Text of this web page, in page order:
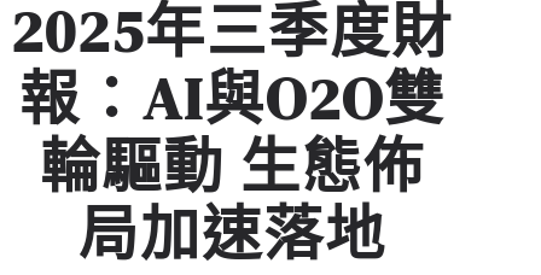
2025年三季度財
報：AI與O2O雙
輪驅動 生態佈
局加速落地